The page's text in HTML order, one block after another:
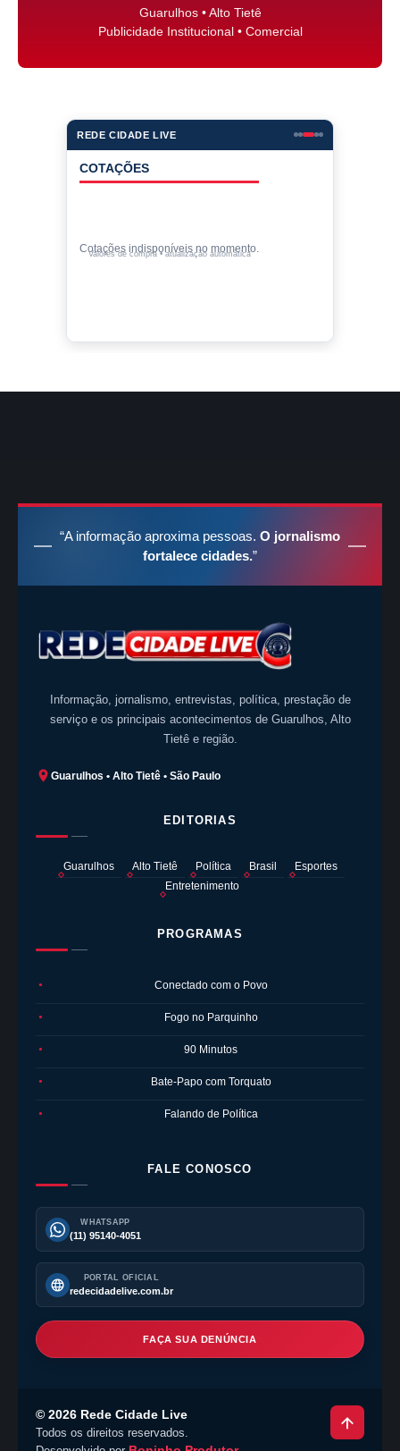
Guarulhos • Alto Tietê
Publicidade Institucional • Comercial
REDE CIDADE LIVE
COTAÇÕES
Cotações indisponíveis no momento.
Valores de compra • atualização automática
“A informação aproxima pessoas. O jornalismo
fortalece cidades.”
Informação, jornalismo, entrevistas, política, prestação de
serviço e os principais acontecimentos de Guarulhos, Alto
Tietê e região.
Guarulhos • Alto Tietê • São Paulo
EDITORIAS
Guarulhos Alto Tietê Política Brasil
Esportes
Entretenimento
PROGRAMAS
● Conectado com o Povo
● Fogo no Parquinho
● 90 Minutos
● Bate-Papo com Torquato
● Falando de Política
FALE CONOSCO
WHATSAPP
(11) 95140-4051
PORTAL OFICIAL
redecidadelive.com.br
FAÇA SUA DENÚNCIA
© 2026 Rede Cidade Live
Todos os direitos reservados.